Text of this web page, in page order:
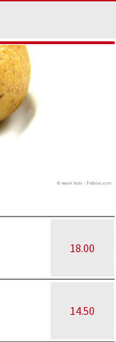
18.00
14.50